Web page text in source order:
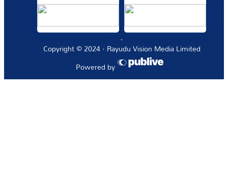
Copyright © 2024 · Rayudu Vision Media Limited
Powered by